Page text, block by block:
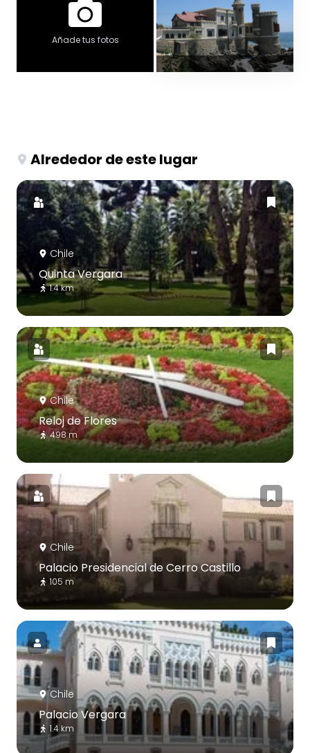
Añade tus fotos
Alrededor de este lugar
Chile
Quinta Vergara
1.4 km
Chile
Reloj de Flores
498 m
Chile
Palacio Presidencial de Cerro Castillo
105 m
Chile
Palacio Vergara
1.4 km